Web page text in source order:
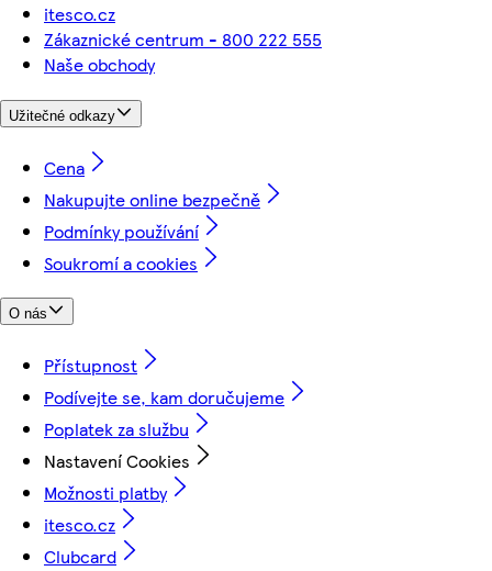
itesco.cz
Zákaznické centrum - 800 222 555
Naše obchody
Užitečné odkazy
Cena
Nakupujte online bezpečně
Podmínky používání
Soukromí a cookies
O nás
Přístupnost
Podívejte se, kam doručujeme
Poplatek za službu
Nastavení Cookies
Možnosti platby
itesco.cz
Clubcard